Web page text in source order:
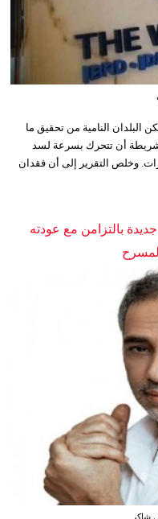
البلدان النامية من تحقيق ما
شريطة أن تتحرك بسرعة لسد
وخلص التقرير إلى أن فقدان
بالتزامن مع عودته
شاكر